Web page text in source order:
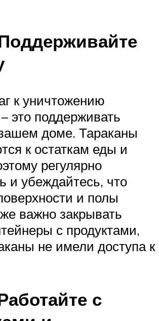
к уничтожению
это поддерживать
доме. Тараканы
к остаткам еды и
регулярно
и убеждайтесь, что
и полы
важно закрывать
с продуктами,
не имели доступа к
с